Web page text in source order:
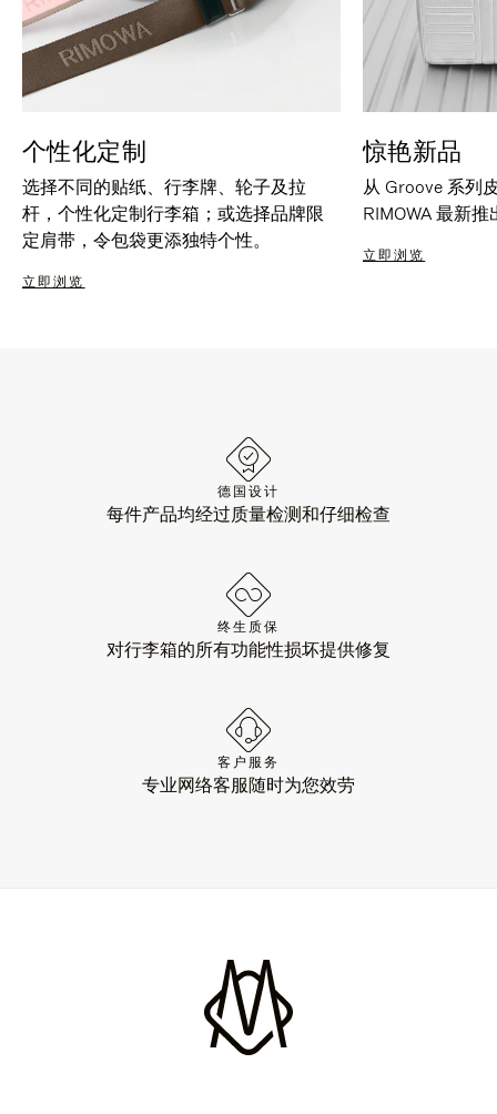
个性化定制
选择不同的贴纸、行李牌、轮子及拉
杆，个性化定制行李箱；或选择品牌限
定肩带，令包袋更添独特个性。
立即浏览
惊艳新品
从 Groove 系列
RIMOWA 最新
立即浏览
德国设计
每件产品均经过质量检测和仔细检查
终生质保
对行李箱的所有功能性损坏提供修复
客户服务
专业网络客服随时为您效劳